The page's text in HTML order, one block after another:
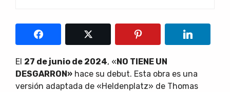
El 27 de junio de 2024, «NO TIENE UN
DESGARRON» hace su debut. Esta obra es una
versión adaptada de «Heldenplatz» de Thomas